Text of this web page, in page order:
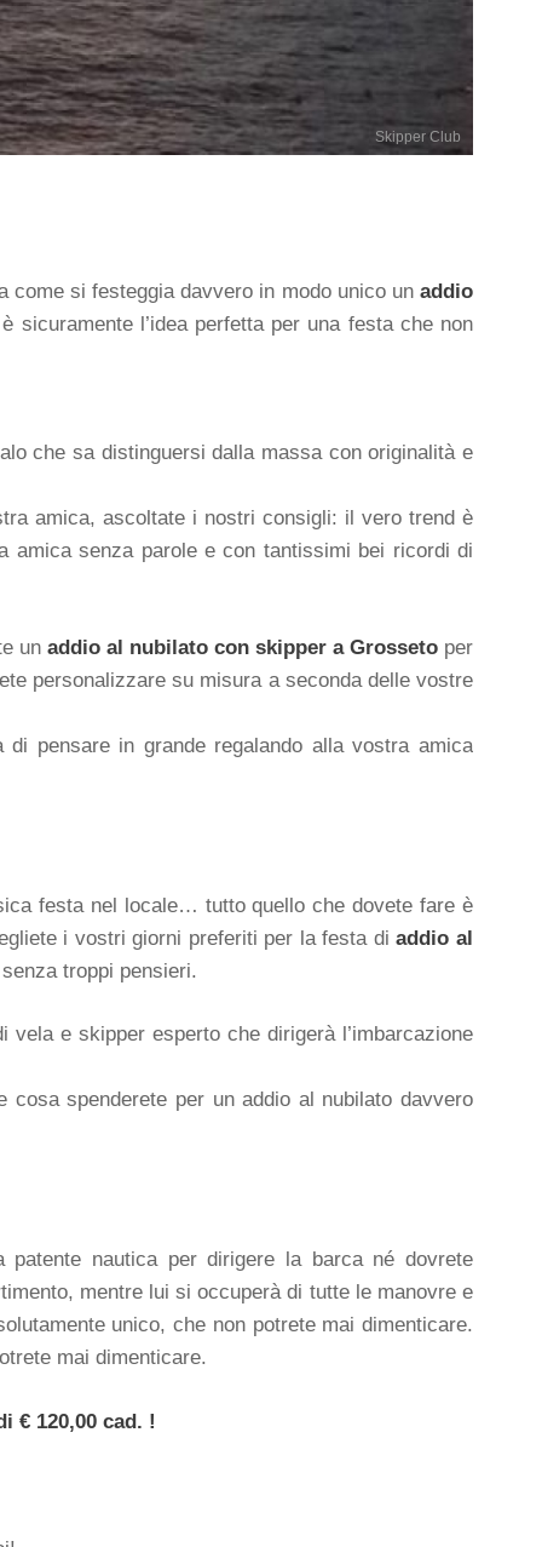
Skipper Club
come si festeggia davvero in modo unico unaddio
sicuramente l’idea perfetta per una festa che non
che sa distinguersi dalla massa con originalità e
amica, ascoltate i nostri consigli: il vero trend è
amica senza parole e con tantissimi bei ricordi di
un addio al nubilato con skipper a Grosseto per
personalizzare su misura a seconda delle vostre
pensare in grande regalando alla vostra amica
festa nel locale… tutto quello che dovete fare è
i vostri giorni preferiti per la festa diaddio al
troppi pensieri.
vela e skipper esperto che dirigerà l’imbarcazione
spenderete per un addio al nubilato davvero
nautica per dirigere la barca né dovrete
mentre lui si occuperà di tutte le manovre e
unico, che non potrete mai dimenticare.
mai dimenticare.
€ 120,00 cad. !